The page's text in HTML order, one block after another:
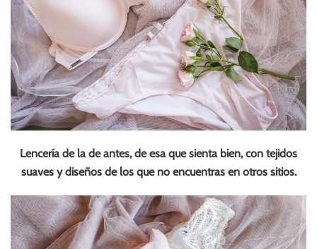
Lencería de la de antes, de esa que sienta bien, con tejidos
suaves y diseños de los que no encuentras en otros sitios.